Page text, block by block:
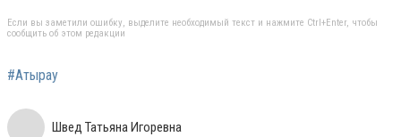
Если вы заметили ошибку, выделите необходимый текст и нажмите Ctrl+Enter, чтобы
сообщить об этом редакции
#Атырау
Швед Татьяна Игоревна